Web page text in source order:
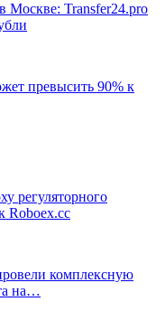
Москве: Transfer24.pro
превысить 90% к
регуляторного
Roboex.cc
комплексную
на…